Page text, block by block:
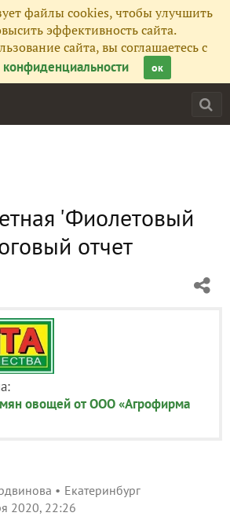
файлы cookies, чтобы улучшить
эффективность сайта.
сайта, вы соглашаетесь с
ок
'Фиолетовый
отчет
овощей от ООО «Агрофирма
Екатеринбург
2020, 22:26